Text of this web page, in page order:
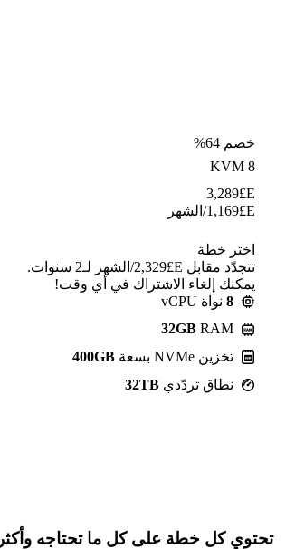
خصم 64%
KVM 8
E£
3,289
E£
1,169/الشهر
اختر خطة
تتجدّد مقابل E£⁦2,329⁩/الشهر لـ2 سنوات.
يمكنك إلغاء الاشتراك في أي وقت!
8 نواة vCPU
32GB RAM
تخزين NVMe بسعة
400GB
نطاق تردّدي 32TB
تحتوي كل خطة على كل ما تحتاجه وأكثر